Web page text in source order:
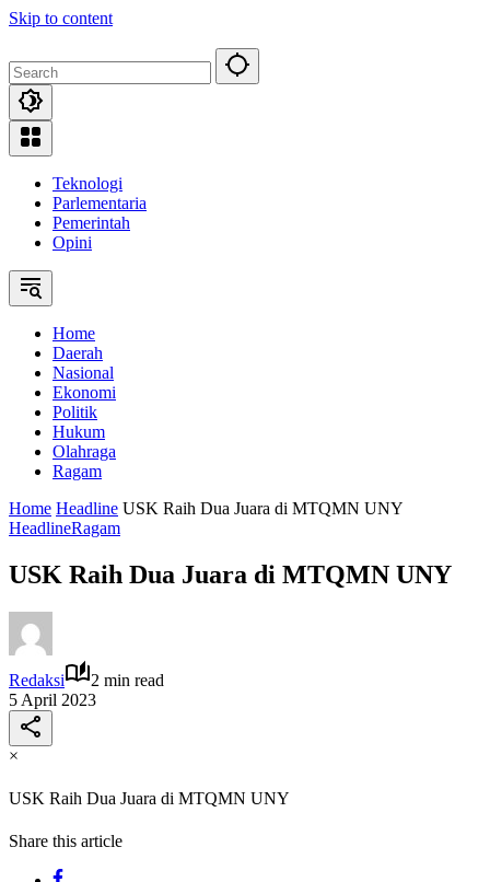
Skip to content
Teknologi
Parlementaria
Pemerintah
Opini
Home
Daerah
Nasional
Ekonomi
Politik
Hukum
Olahraga
Ragam
Home Headline USK Raih Dua Juara di MTQMN UNY
HeadlineRagam
USK Raih Dua Juara di MTQMN UNY
Redaksi
2 min read
5 April 2023
×
USK Raih Dua Juara di MTQMN UNY
Share this article